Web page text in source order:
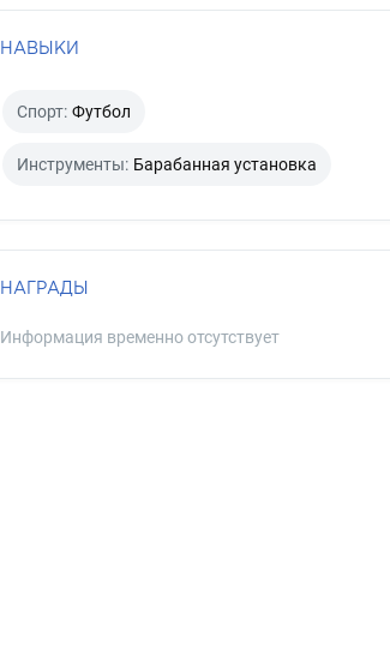
НАВЫКИ
Спорт: Футбол
Инструменты: Барабанная установка
НАГРАДЫ
Информация временно отсутствует